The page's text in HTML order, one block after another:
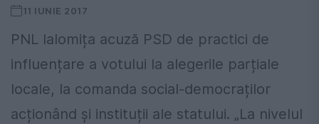
11 IUNIE 2017
PNL Ialomița acuză PSD de practici de
influențare a votului la alegerile parțiale
locale, la comanda social-democraților
acționând și instituții ale statului. „La nivelul